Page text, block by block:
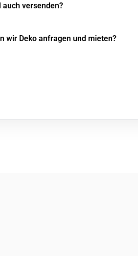
versenden?
wir Deko anfragen und mieten?